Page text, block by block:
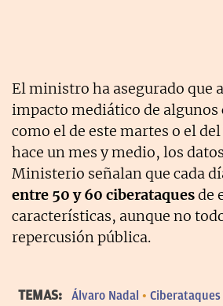
El ministro ha asegurado que
impacto mediático de algunos
como el de este martes o el del
hace un mes y medio, los
Ministerio señalan que cada
entre 50 y 60 ciberataquesde
características, aunque no
repercusión pública.
TEMAS: Álvaro Nadal Ciberataques